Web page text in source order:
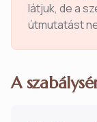
látjuk, de a
útmutatást
A